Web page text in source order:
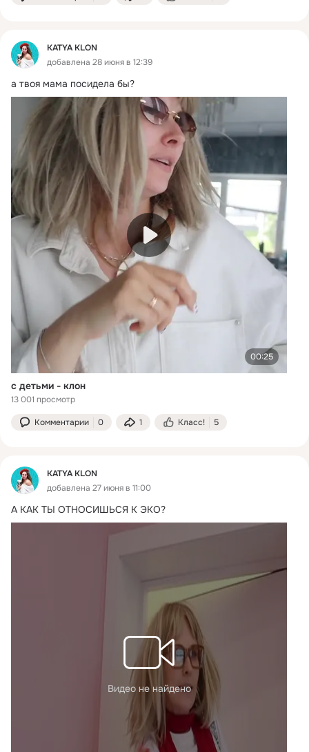
KATYA KLON
добавлена 28 июня в 12:39
а твоя мама посидела бы?
00:25
с детьми - клон
13 001 просмотр
Комментарии 0 1 Класс! 5
KATYA KLON
добавлена 27 июня в 11:00
А КАК ТЫ ОТНОСИШЬСЯ К ЭКО?
Видео не найдено